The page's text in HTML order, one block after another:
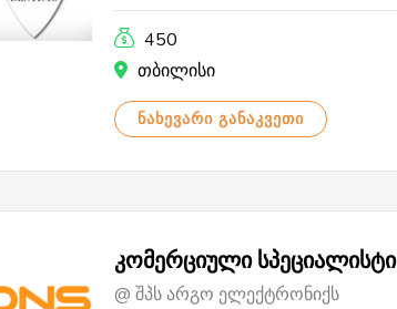
450
თბილისი
ᲜᲐᲮᲔᲕᲐᲠᲘ ᲒᲐᲜᲐᲙᲕᲔᲗᲘ
კომერციული სპეციალისტი
შპს არგო ელექტრონიქს